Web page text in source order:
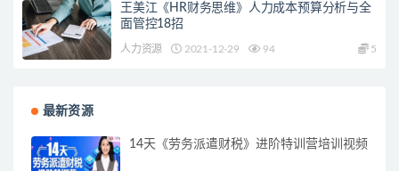
王美江《HR财务思维》人力成本预算分析与全
面管控18招
人力资源 2021-12-29 94 5
最新资源
14天《劳务派遣财税》进阶特训营培训视频